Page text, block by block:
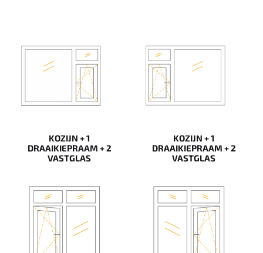
KOZIJN + 1
DRAAIKIEPRAAM + 2
VASTGLAS
KOZIJN + 1
DRAAIKIEPRAAM + 2
VASTGLAS